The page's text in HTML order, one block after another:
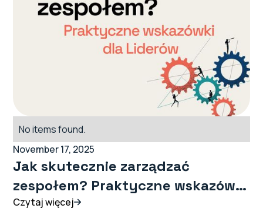
No items found.
November 17, 2025
Jak skutecznie zarządzać
zespołem? Praktyczne wskazówki
dla Liderów
Czytaj więcej